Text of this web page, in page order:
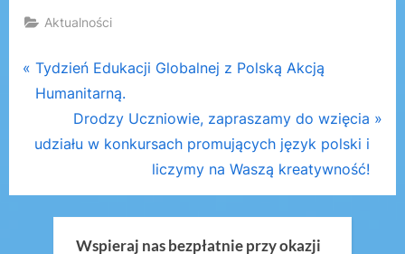
Aktualności
Nawigacja
wpisu
P
r
v
o
Tydzień Edukacji Globalnej z Polską Akcją
Humanitarną.
N
e
t
P
o
Drodzy Uczniowie, zapraszamy do wzięcia
udziału w konkursach promujących język polski i
liczymy na Waszą kreatywność!
Wspieraj nas bezpłatnie przy okazji